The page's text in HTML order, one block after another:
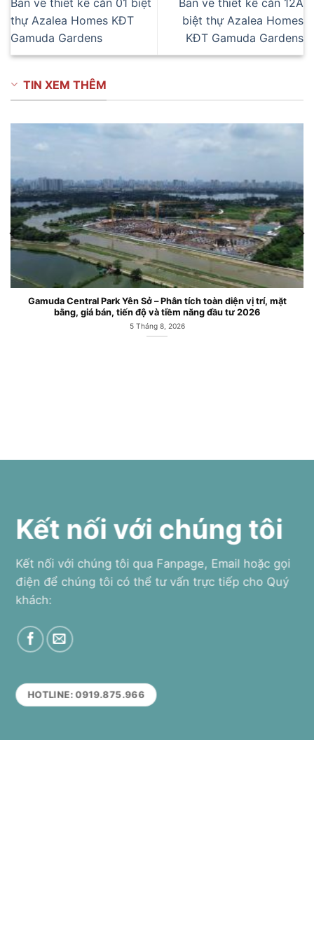
Bản vẽ thiết kế căn 01 biệt
thự Azalea Homes KĐT
Gamuda Gardens
Bản vẽ thiết kế căn 12A
biệt thự Azalea Homes
KĐT Gamuda Gardens
TIN XEM THÊM
Gamuda Central Park Yên Sở – Phân tích toàn diện vị trí, mặt
bằng, giá bán, tiến độ và tiềm năng đầu tư 2026
5 Tháng 8, 2026
Kết nối với chúng tôi
Kết nối với chúng tôi qua Fanpage, Email hoặc gọi
điện để chúng tôi có thể tư vấn trực tiếp cho Quý
khách:
HOTLINE: 0919.875.966